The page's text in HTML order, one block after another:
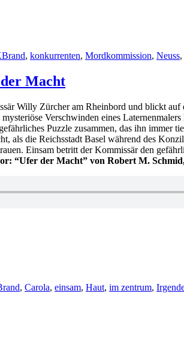
Brand, konkurrenten, Mordkommission, Neuss,
Macht
Willy Zürcher am Rheinbord und blickt
Verschwinden eines
Puzzle zusammen, das ihn
als die Reichsstadt Basel während des
Einsam betritt der Kommissär den
“Ufer der Macht” von Robert M.
, Carola, einsam, Haut, im zentrum,